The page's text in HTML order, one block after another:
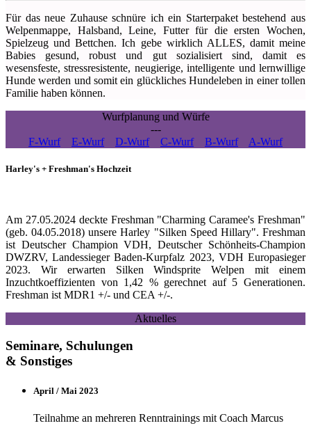
Für das neue Zuhause schnüre ich ein Starterpaket bestehend aus
Welpenmappe, Halsband, Leine, Futter für die ersten Wochen,
Spielzeug und Bettchen. Ich gebe wirklich ALLES, damit meine
Babies gesund, robust und gut sozialisiert sind, damit es
wesensfeste, stressresistente, neugierige, intelligente und lernwillige
Hunde werden und somit ein glückliches Hundeleben in einer tollen
Familie haben können.
Wurfplanung und Würfe
---
F-Wurf
E-Wurf D-Wurf C-Wurf B-Wurf A-Wurf
Harley's + Freshman's Hochzeit
Am 27.05.2024 deckte Freshman "Charming Caramee's Freshman"
(geb. 04.05.2018) unsere Harley "Silken Speed Hillary". Freshman
ist Deutscher Champion VDH, Deutscher Schönheits-Champion
DWZRV, Landessieger Baden-Kurpfalz 2023, VDH Europasieger
2023. Wir erwarten Silken Windsprite Welpen mit einem
Inzuchtkoeffizienten von 1,42 % gerechnet auf 5 Generationen.
Freshman ist MDR1 +/- und CEA +/-.
Aktuelles
Seminare, Schulungen
& Sonstiges
April / Mai 2023
Teilnahme an mehreren Renntrainings mit Coach Marcus